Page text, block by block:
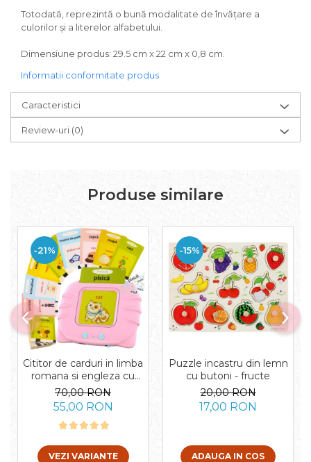
Totodată, reprezintă o bună modalitate de învăţare a
culorilor şi a literelor alfabetului.
Dimensiune produs: 29.5 cm x 22 cm x 0,8 cm.
Informatii conformitate produs
Caracteristici
Review-uri (0)
Produse similare
-21%
Cititor de carduri in limba
romana si engleza cu
224 de imagini si sunete,
incarcare USB
70,00 RON
55,00 RON
VEZI VARIANTE
-15%
Puzzle incastru din lemn
cu butoni - fructe
20,00 RON
17,00 RON
ADAUGA IN COS